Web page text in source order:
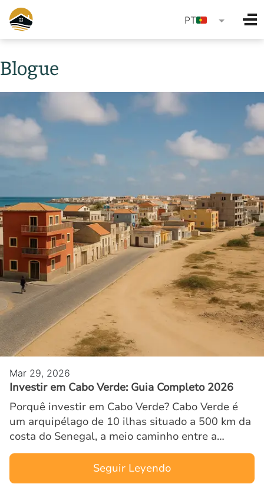
language
PT
Blogue
Mar 29, 2026
Investir em Cabo Verde: Guia Completo 2026
Porquê investir em Cabo Verde? Cabo Verde é
um arquipélago de 10 ilhas situado a 500 km da
costa do Senegal, a meio caminho entre a
Europa e o Brasil. Antigo território português, o
país beneficia de …Seguir Leyendo